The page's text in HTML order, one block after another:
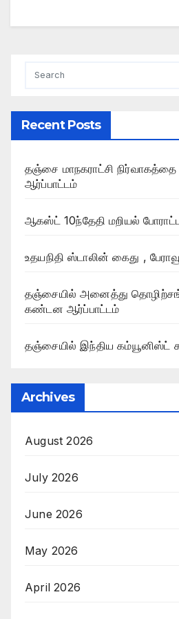
Recent Posts
தஞ்சை மாநகராட்சி நிர்வாகத்தை
ஆர்ப்பாட்டம்
ஆகஸ்ட் 10ந்தேதி மறியல்
உதயநிதி ஸ்டாலின் கைது ,
தஞ்சையில் அனைத்து
கண்டன ஆர்ப்பாட்டம்
தஞ்சையில் இந்திய கம்யூனிஸ்ட்
Archives
August 2026
July 2026
June 2026
May 2026
April 2026